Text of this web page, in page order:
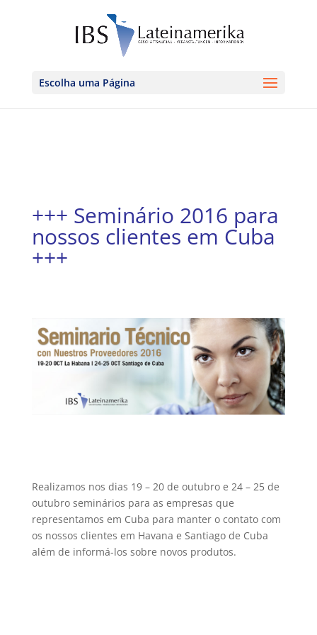
Escolha uma Página
+++ Seminário 2016 para
nossos clientes em Cuba
+++
Realizamos nos dias 19 – 20 de outubro e 24 – 25 de
outubro seminários para as empresas que
representamos em Cuba para manter o contato com
os nossos clientes em Havana e Santiago de Cuba
além de informá-los sobre novos produtos.